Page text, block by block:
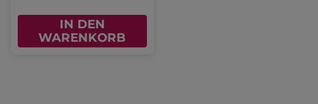
IN DEN
WARENKORB